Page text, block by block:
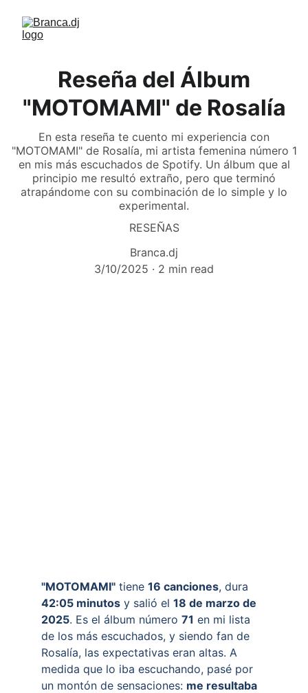
Reseña del Álbum
"MOTOMAMI" de Rosalía
En esta reseña te cuento mi experiencia con
"MOTOMAMI" de Rosalía, mi artista femenina número 1
en mis más escuchados de Spotify. Un álbum que al
principio me resultó extraño, pero que terminó
atrapándome con su combinación de lo simple y lo
experimental.
RESEÑAS
Branca.dj
3/10/2025
2 min read
"MOTOMAMI" tiene 16 canciones, dura
42:05 minutos y salió el 18 de marzo de
2025. Es el álbum número 71 en mi lista
de los más escuchados, y siendo fan de
Rosalía, las expectativas eran altas. A
medida que lo iba escuchando, pasé por
un montón de sensaciones: me resultaba